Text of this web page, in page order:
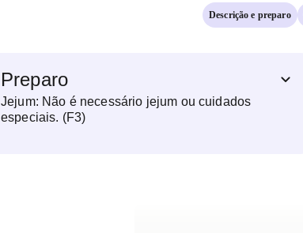
Descrição e preparo
Preparo
Jejum: Não é necessário jejum ou cuidados
especiais. (F3)